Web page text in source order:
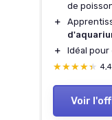
de
＋
＋
Idéal pour
★★★★★
★★★★★
Voir